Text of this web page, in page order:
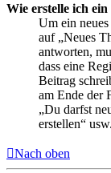
Wie erstelle ich
Um ein
auf „Neues
antworten,
dass eine
Beitrag
am Ende der
„Du darfst
erstellen“ usw.
Nach oben